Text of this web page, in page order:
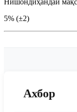
Нишондиҳандаи
5% (±2)
Ахбор